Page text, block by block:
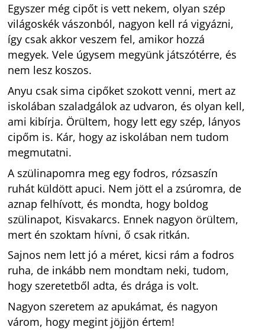
Egyszer még cipőt is vett nekem, olyan szép
világoskék vászonból, nagyon kell rá vigyázni,
így csak akkor veszem fel, amikor hozzá
megyek. Vele úgysem megyünk játszótérre, és
nem lesz koszos.
Anyu csak sima cipőket szokott venni, mert az
iskolában szaladgálok az udvaron, és olyan kell,
ami kibírja. Örültem, hogy lett egy szép, lányos
cipőm is. Kár, hogy az iskolában nem tudom
megmutatni.
A szülinapomra meg egy fodros, rózsaszín
ruhát küldött apuci. Nem jött el a zsúromra, de
aznap felhívott, és mondta, hogy boldog
szülinapot, Kisvakarcs. Ennek nagyon örültem,
mert én szoktam hívni, ő csak ritkán.
Sajnos nem lett jó a méret, kicsi rám a fodros
ruha, de inkább nem mondtam neki, tudom,
hogy szeretetből adta, és drága is volt.
Nagyon szeretem az apukámat, és nagyon
várom, hogy megint jöjjön értem!